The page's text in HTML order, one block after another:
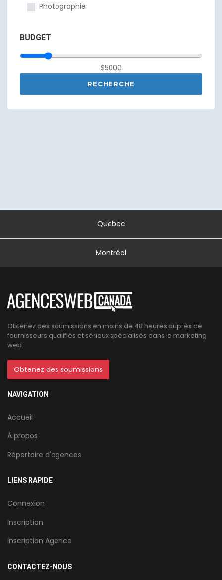
Photographie
BUDGET
$5000
RECHERCHE
Quebec
Montréal
Obtenez des soumissions en moins de 48 heures auprès de
fournisseurs qualifiés et sérieux spécialisés dans le marketing
web.
Obtenez des soumissions
NAVIGATION
Accueil
À propos
Répertoire d'agences
LIENS RAPIDE
Connexion
Inscription
Inscription Agence
CONTACTEZ-NOUS